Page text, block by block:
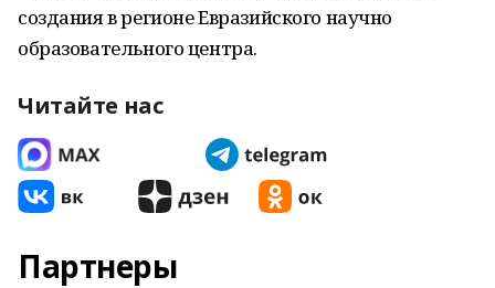
создания в регионе Евразийского научно
образовательного центра.
Читайте нас
Партнеры